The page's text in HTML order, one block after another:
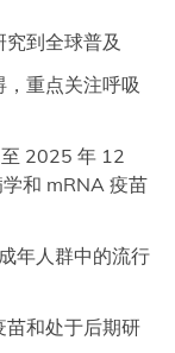
到全球普及
重点关注呼吸
2025 年 12
和 mRNA 疫苗
年人群中的流行
苗和处于后期研